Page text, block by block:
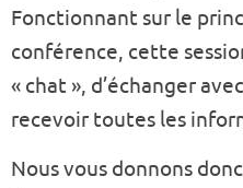
Fonctionnant sur le
conférence, cette
« chat », d’échanger
recevoir toutes les
Nous vous donnons